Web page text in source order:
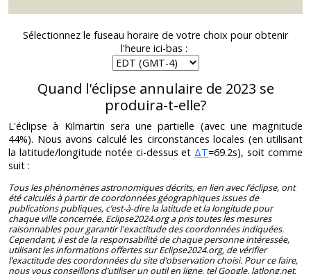
Sélectionnez le fuseau horaire de votre choix pour obtenir
l'heure ici-bas :
Quand l'éclipse annulaire de 2023 se
produira-t-elle?
L'éclipse à Kilmartin sera une partielle (avec une magnitude
44%). Nous avons calculé les circonstances locales (en utilisant
la latitude/longitude notée ci-dessus et ΔT=69.2s), soit comme
suit :
Tous les phénomènes astronomiques décrits, en lien avec l’éclipse, ont
été calculés à partir de coordonnées géographiques issues de
publications publiques, c’est-à-dire la latitude et la longitude pour
chaque ville concernée. Eclipse2024.org a pris toutes les mesures
raisonnables pour garantir l'exactitude des coordonnées indiquées.
Cependant, il est de la responsabilité de chaque personne intéressée,
utilisant les informations offertes sur Eclipse2024.org, de vérifier
l’exactitude des coordonnées du site d’observation choisi. Pour ce faire,
nous vous conseillons d’utiliser un outil en ligne, tel Google, latlong.net,